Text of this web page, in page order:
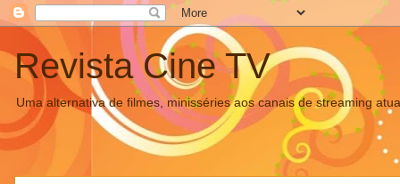
Revista Cine TV
Uma alternativa de filmes, minisséries aos canais de streaming